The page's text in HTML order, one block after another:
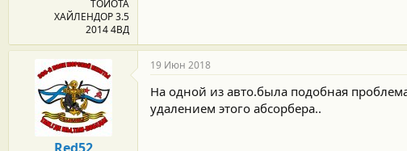
ТОЙОТА
ХАЙЛЕНДОР 3.5
2014 4ВД
Red52
19 Июн 2018
На одной из авто.была подобная
удалением этого абсорбера..